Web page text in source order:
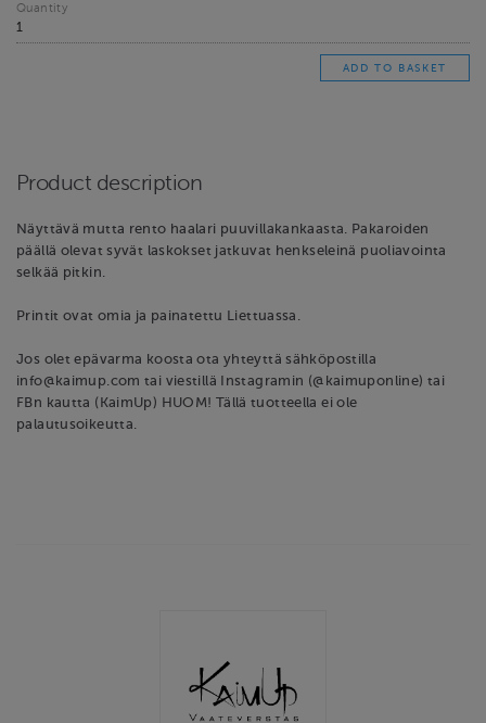
Quantity
Product description
Näyttävä mutta rento haalari puuvillakankaasta. Pakaroiden
päällä olevat syvät laskokset jatkuvat henkseleinä puoliavointa
selkää pitkin.
Printit ovat omia ja painatettu Liettuassa.
Jos olet epävarma koosta ota yhteyttä sähköpostilla
info@kaimup.com tai viestillä Instagramin (@kaimuponline) tai
FBn kautta (KaimUp) HUOM! Tällä tuotteella ei ole
palautusoikeutta.